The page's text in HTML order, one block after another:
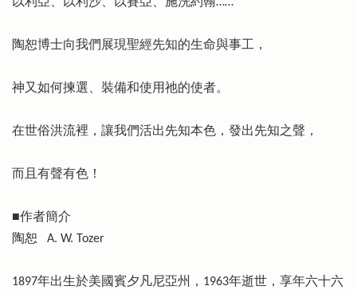
陶恕博士向我們展現聖經先知的生命與事工，
神又如何揀選、裝備和使用祂的使者。
在世俗洪流裡，讓我們活出先知本色，發出先知之聲，
而且有聲有色！
■作者簡介
陶恕 A. W. Tozer
1897年出生於美國賓夕凡尼亞州，1963年逝世，享年六十六